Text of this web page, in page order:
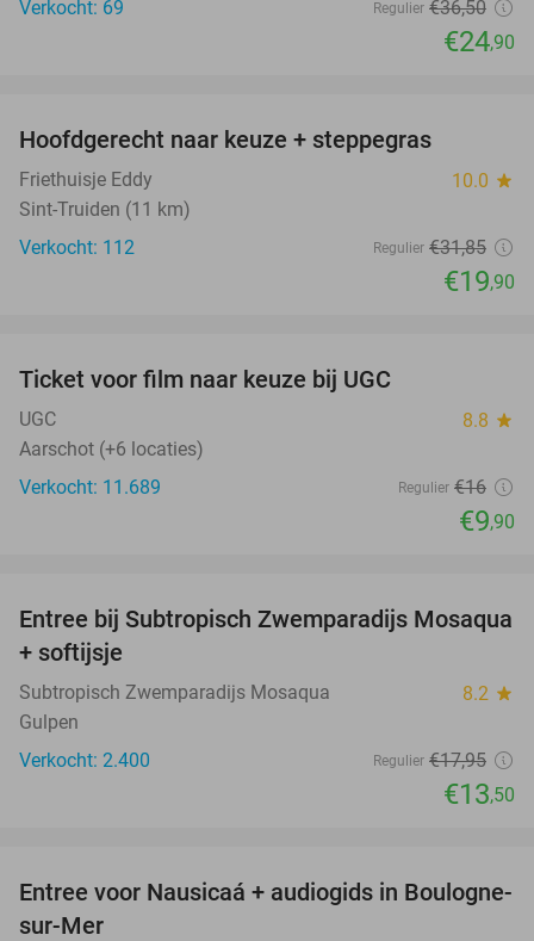
Verkocht: 69 Regulier €36,50
€24,90
Hoofdgerecht naar keuze + steppegras
Friethuisje Eddy 10.0 star
Sint-Truiden (11 km)
Verkocht: 112
Regulier €31,85
€19,90
Ticket voor film naar keuze bij UGC
UGC 8.8 star
Aarschot (+6 locaties)
Verkocht: 11.689
Regulier €16
€9,90
25%
Entree bij Subtropisch Zwemparadijs Mosaqua
+ softijsje
Subtropisch Zwemparadijs Mosaqua 8.2 star
Gulpen
Verkocht: 2.400
Regulier €17,95
€13,50
27%
Entree voor Nausicaá + audiogids in Boulogne-
sur-Mer